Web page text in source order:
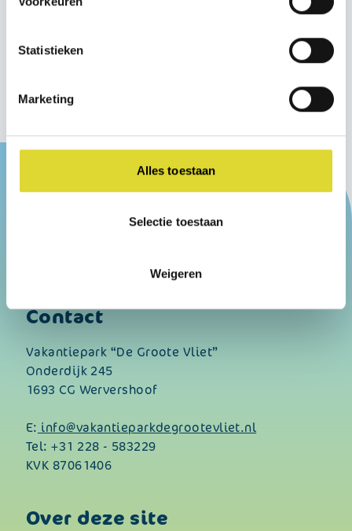
Statistieken
Marketing
Alles toestaan
Selectie toestaan
Weigeren
Meer informatie
Download Informatieboekje
Contact
Vakantiepark “De Groote Vliet”
Onderdijk 245
1693 CG Wervershoof
E: info@vakantieparkdegrootevliet.nl
Tel:+31 228 - 583229
KVK 87061406
Over deze site